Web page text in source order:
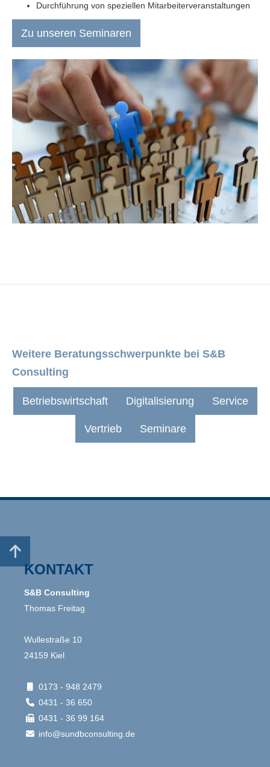
Durchführung von speziellen Mitarbeiterveranstaltungen
Zu unseren Seminaren
Weitere Beratungs­schwerpunkte bei S&B
Consulting
Betriebswirtschaft Digitalisierung Service
Vertrieb Seminare

KONTAKT
S&B Consulting
Thomas Freitag
Wullestraße 10
24159 Kiel
0173 - 948 2479
 0431 - 36 650
 0431 - 36 99 164
 info@sundbconsulting.de